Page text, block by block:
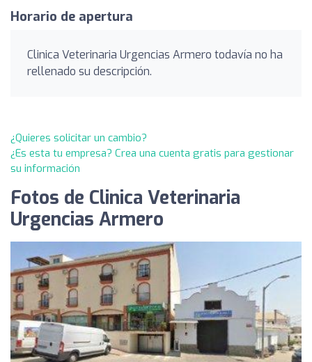
Horario de apertura
Clinica Veterinaria Urgencias Armero todavía no ha
rellenado su descripción.
¿Quieres solicitar un cambio?
¿Es esta tu empresa? Crea una cuenta gratis para gestionar
su información
Fotos de Clinica Veterinaria
Urgencias Armero